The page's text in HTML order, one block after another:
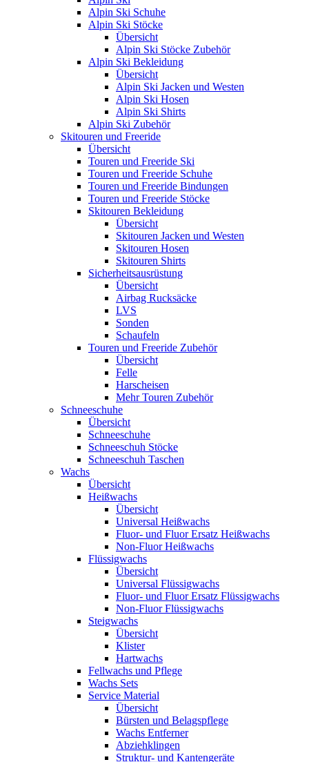
Alpin Ski Schuhe
Alpin Ski Stöcke
Übersicht
Alpin Ski Stöcke Zubehör
Alpin Ski Bekleidung
Übersicht
Alpin Ski Jacken und Westen
Alpin Ski Hosen
Alpin Ski Shirts
Alpin Ski Zubehör
Skitouren und Freeride
Übersicht
Touren und Freeride Ski
Touren und Freeride Schuhe
Touren und Freeride Bindungen
Touren und Freeride Stöcke
Skitouren Bekleidung
Übersicht
Skitouren Jacken und Westen
Skitouren Hosen
Skitouren Shirts
Sicherheitsausrüstung
Übersicht
Airbag Rucksäcke
LVS
Sonden
Schaufeln
Touren und Freeride Zubehör
Übersicht
Felle
Harscheisen
Mehr Touren Zubehör
Schneeschuhe
Übersicht
Schneeschuhe
Schneeschuh Stöcke
Schneeschuh Taschen
Wachs
Übersicht
Heißwachs
Übersicht
Universal Heißwachs
Fluor- und Fluor Ersatz Heißwachs
Non-Fluor Heißwachs
Flüssigwachs
Übersicht
Universal Flüssigwachs
Fluor- und Fluor Ersatz Flüssigwachs
Non-Fluor Flüssigwachs
Steigwachs
Übersicht
Klister
Hartwachs
Fellwachs und Pflege
Wachs Sets
Service Material
Übersicht
Bürsten und Belagspflege
Wachs Entferner
Abziehklingen
Struktur- und Kantengeräte